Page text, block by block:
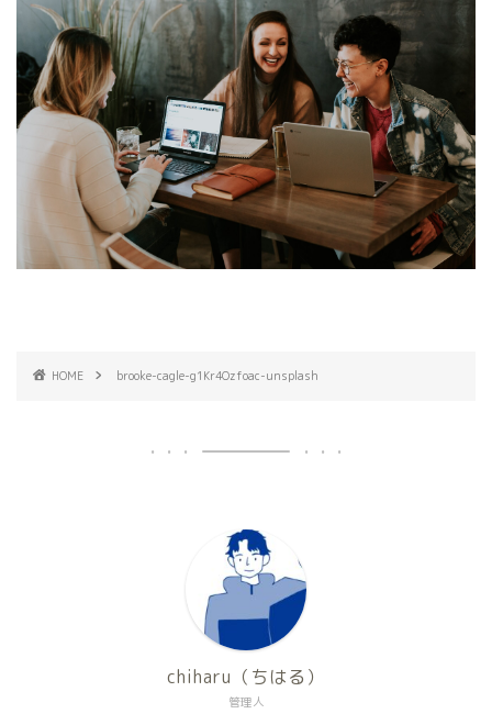
HOME brooke-cagle-g1Kr4Ozfoac-unsplash
管理人
chiharu（ちはる）